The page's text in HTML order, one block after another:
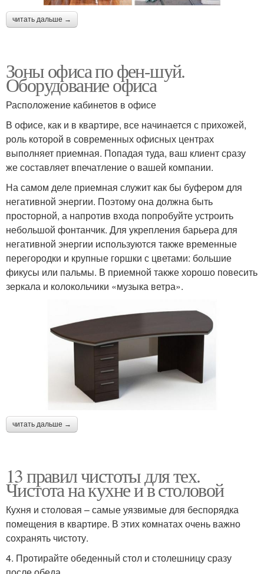
читать дальше →
Зоны офиса по фен-шуй.
Оборудование офиса
Расположение кабинетов в офисе
В офисе, как и в квартире, все начинается с прихожей,
роль которой в современных офисных центрах
выполняет приемная. Попадая туда, ваш клиент сразу
же составляет впечатление о вашей компании.
На самом деле приемная служит как бы буфером для
негативной энергии. Поэтому она должна быть
просторной, а напротив входа попробуйте устроить
небольшой фонтанчик. Для укрепления барьера для
негативной энергии используются также временные
перегородки и крупные горшки с цветами: большие
фикусы или пальмы. В приемной также хорошо повесить
зеркала и колокольчики «музыка ветра».
читать дальше →
13 правил чистоты для тех.
Чистота на кухне и в столовой
Кухня и столовая – самые уязвимые для беспорядка
помещения в квартире. В этих комнатах очень важно
сохранять чистоту.
4. Протирайте обеденный стол и столешницу сразу